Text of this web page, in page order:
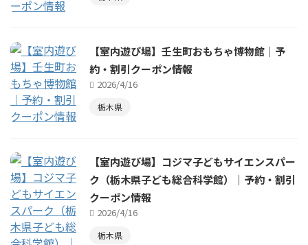
【室内遊び場】壬生町おもちゃ博物館｜予
約・割引クーポン情報
2026/4/16
栃木県
【室内遊び場】コジマ子どもサイエンスパー
ク（栃木県子ども総合科学館）｜予約・割引
クーポン情報
2026/4/16
栃木県